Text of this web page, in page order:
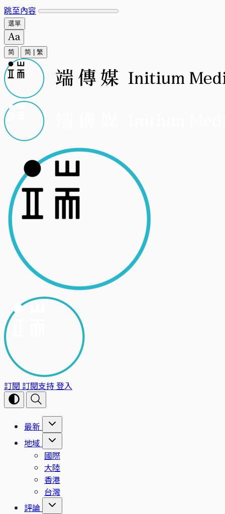
跳至內容
選單
简 简 繁
訂閱 訂閱支持登入
最新
地域
國際
大陸
香港
台灣
評論